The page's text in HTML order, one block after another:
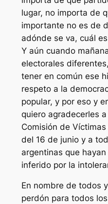
lugar, no importa de
importante no es de
adónde se va, cuál
Y aún cuando
electorales
tener en común ese
respeto a la
popular, y por eso y
quiero agradecerles
Comisión de
del 16 de junio y a
argentinas que
inferido por la
En nombre de todos
perdón para todos